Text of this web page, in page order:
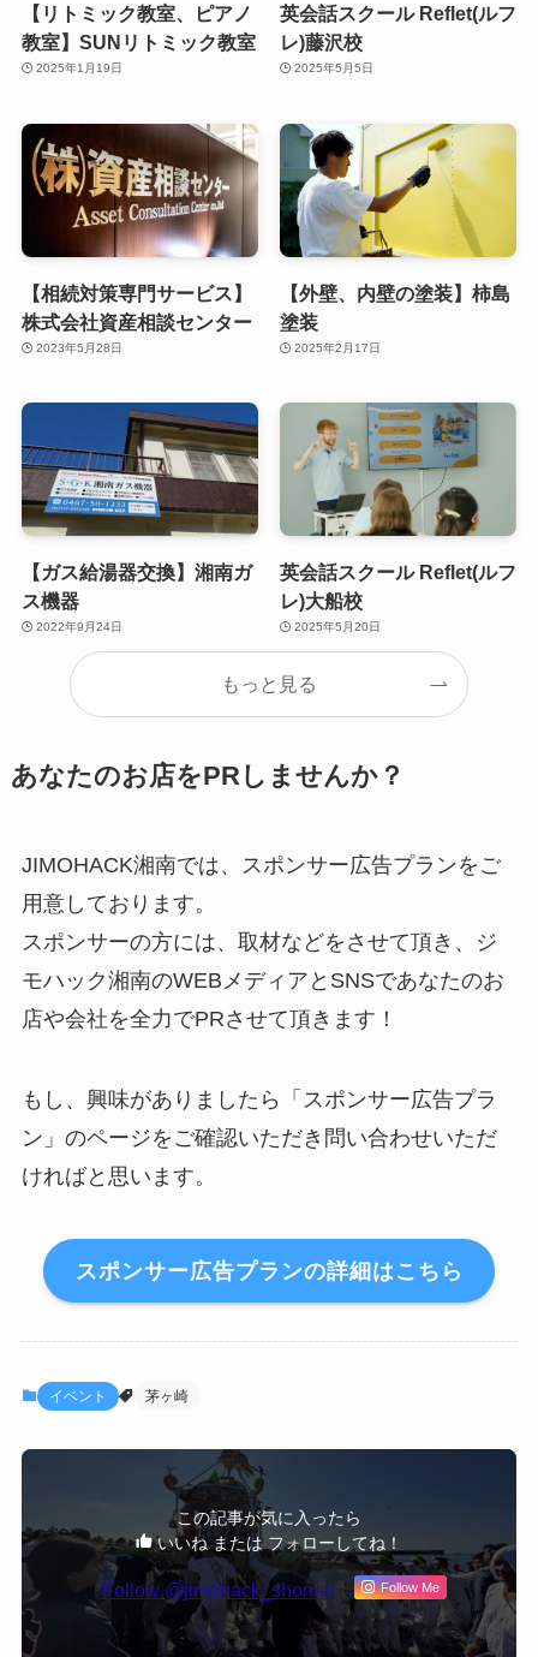
【リトミック教室、ピアノ
教室】SUNリトミック教室
2025年1月19日
英会話スクール Reflet(ルフ
レ)藤沢校
2025年5月5日
【相続対策専門サービス】
株式会社資産相談センター
2023年5月28日
【外壁、内壁の塗装】柿島
塗装
2025年2月17日
【ガス給湯器交換】湘南ガ
ス機器
2022年9月24日
英会話スクール Reflet(ルフ
レ)大船校
2025年5月20日
もっと見る
あなたのお店をPRしませんか？
JIMOHACK湘南では、スポンサー広告プランをご
用意しております。
スポンサーの方には、取材などをさせて頂き、ジ
モハック湘南のWEBメディアとSNSであなたのお
店や会社を全力でPRさせて頂きます！
もし、興味がありましたら「スポンサー広告プラ
ン」のページをご確認いただき問い合わせいただ
ければと思います。
スポンサー広告プランの詳細はこちら
イベント 茅ヶ崎
この記事が気に入ったら
いいね または フォローしてね！
Follow @jimohack_shonan Follow Me